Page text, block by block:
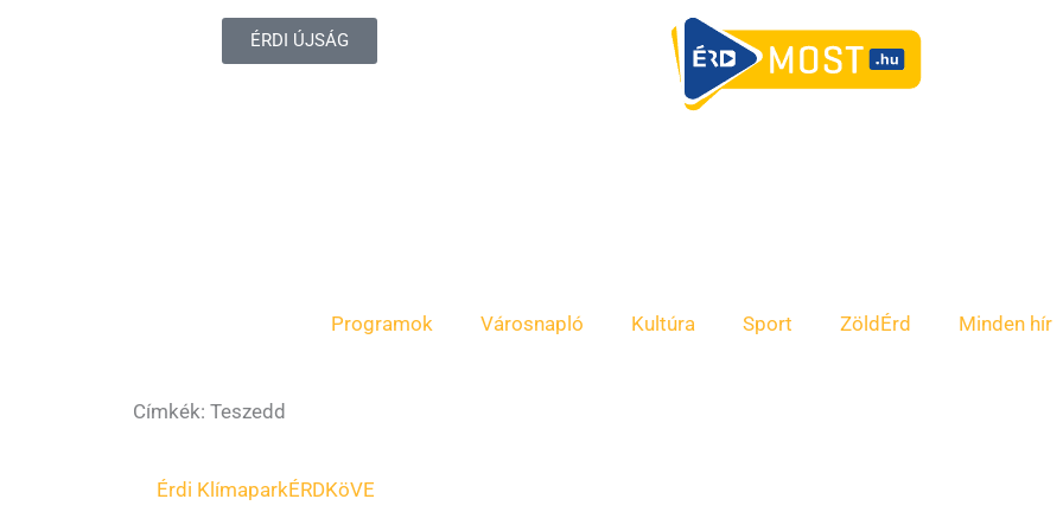
ÉRDI ÚJSÁG
Programok Városnapló Kultúra Sport ZöldÉrd Minden hír
Címkék: Teszedd
Érdi KlímaparkÉRDKöVE